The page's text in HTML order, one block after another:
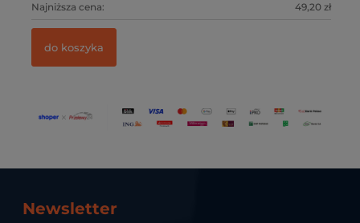
Najniższa cena: 49,20 zł
do koszyka
Newsletter